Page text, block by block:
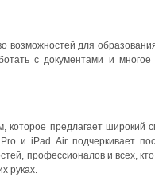
возможностей для
с документами и
которое предлагает широкий
и iPad Air подчеркивает
профессионалов и всех,
руках.